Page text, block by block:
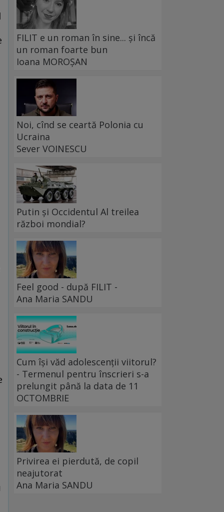
FILIT e un roman în sine... și încă
un roman foarte bun
Ioana MOROȘAN
Noi, cînd se ceartă Polonia cu
Ucraina
Sever VOINESCU
Putin și Occidentul Al treilea
război mondial?
Feel good - după FILIT -
Ana Maria SANDU
Cum își văd adolescenții viitorul?
- Termenul pentru înscrieri s-a
prelungit până la data de 11
OCTOMBRIE
Privirea ei pierdută, de copil
neajutorat
Ana Maria SANDU